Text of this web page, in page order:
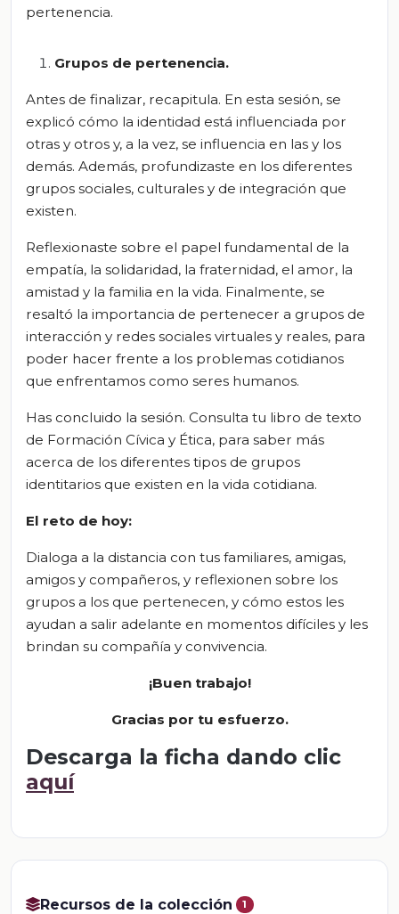
pertenencia.
Grupos de pertenencia.
Antes de finalizar, recapitula. En esta sesión, se
explicó cómo la identidad está influenciada por
otras y otros y, a la vez, se influencia en las y los
demás. Además, profundizaste en los diferentes
grupos sociales, culturales y de integración que
existen.
Reflexionaste sobre el papel fundamental de la
empatía, la solidaridad, la fraternidad, el amor, la
amistad y la familia en la vida. Finalmente, se
resaltó la importancia de pertenecer a grupos de
interacción y redes sociales virtuales y reales, para
poder hacer frente a los problemas cotidianos
que enfrentamos como seres humanos.
Has concluido la sesión. Consulta tu libro de texto
de Formación Cívica y Ética, para saber más
acerca de los diferentes tipos de grupos
identitarios que existen en la vida cotidiana.
El reto de hoy:
Dialoga a la distancia con tus familiares, amigas,
amigos y compañeros, y reflexionen sobre los
grupos a los que pertenecen, y cómo estos les
ayudan a salir adelante en momentos difíciles y les
brindan su compañía y convivencia.
¡Buen trabajo!
Gracias por tu esfuerzo.
Descarga la ficha dando clic
aquí
Recursos de la colección 1